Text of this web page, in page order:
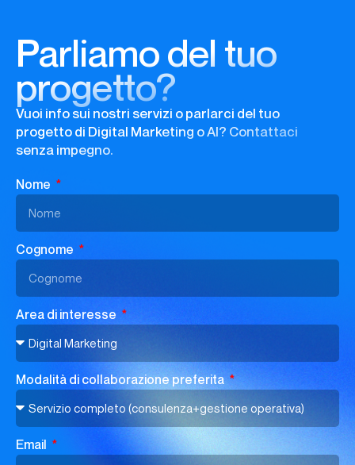
Parliamo del tuo
progetto?
Vuoi info sui nostri servizi o parlarci del tuo
progetto di Digital Marketing o AI? Contattaci
senza impegno.
Nome
Cognome
Area di interesse
Modalità di collaborazione preferita
Email